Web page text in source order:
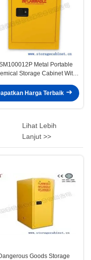
Metal Portable
Storage Cabinet With
Cabinet
Harga Terbaik
Lihat Lebih
Lanjut >>
Goods Storage